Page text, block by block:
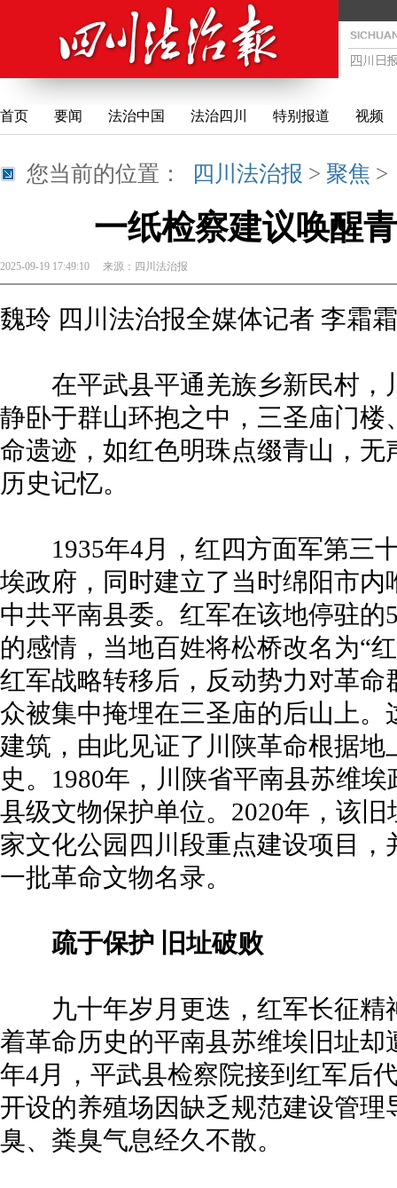
首页 要闻 法治中国 法治四川 特别报道 视频
您当前的位置： 四川法治报 > 聚焦
一纸检察建议唤醒
2025-09-19 17:49:10 来源： 四川法治报
魏玲 四川法治报全媒体记者 李霜霜
在平武县平通羌族乡新民村，
静卧于群山环抱之中，三圣庙门
命遗迹，如红色明珠点缀青山，
历史记忆。
1935年4月，红四方面军第三
埃政府，同时建立了当时绵阳市
中共平南县委。红军在该地停驻
的感情，当地百姓将松桥改名为“
红军战略转移后，反动势力对革
众被集中掩埋在三圣庙的后山上
建筑，由此见证了川陕革命根据
史。1980年，川陕省平南县苏维
县级文物保护单位。2020年，该
家文化公园四川段重点建设项目，
一批革命文物名录。
疏于保护 旧址破败
九十年岁月更迭，红军长征精
着革命历史的平南县苏维埃旧址却
年4月，平武县检察院接到红军后
开设的养殖场因缺乏规范建设管
臭、粪臭气息经久不散。